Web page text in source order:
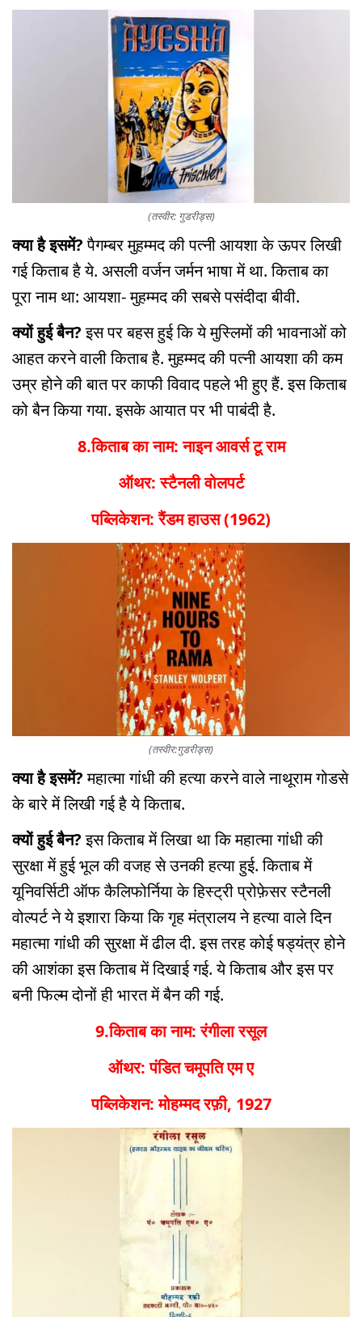
(तस्वीर: गुडरीड्स)
क्या है इसमें?पैगम्बर मुहम्मद की पत्नी आयशा के ऊपर लिखी
गई किताब है ये. असली वर्जन जर्मन भाषा में था. किताब का
पूरा नाम था: आयशा- मुहम्मद की सबसे पसंदीदा बीवी.
क्यों हुई बैन?इस पर बहस हुई कि ये मुस्लिमों की भावनाओं को
आहत करने वाली किताब है. मुहम्मद की पत्नी आयशा की कम
उम्र होने की बात पर काफी विवाद पहले भी हुए हैं. इस किताब
को बैन किया गया. इसके आयात पर भी पाबंदी है.
8.किताब का नाम: नाइन आवर्स टू राम
ऑथर: स्टैनली वोलपर्ट
पब्लिकेशन: रैंडम हाउस (1962)
(तस्वीर:गुडरीड्स)
क्या है इसमें?महात्मा गांधी की हत्या करने वाले नाथूराम गोडसे
के बारे में लिखी गई है ये किताब.
क्यों हुई बैन?इस किताब में लिखा था कि महात्मा गांधी की
सुरक्षा में हुई भूल की वजह से उनकी हत्या हुई. किताब में
यूनिवर्सिटी ऑफ कैलिफोर्निया के हिस्ट्री प्रोफ़ेसर स्टैनली
वोल्पर्ट ने ये इशारा किया कि गृह मंत्रालय ने हत्या वाले दिन
महात्मा गांधी की सुरक्षा में ढील दी. इस तरह कोई षड्यंत्र होने
की आशंका इस किताब में दिखाई गई. ये किताब और इस पर
बनी फिल्म दोनों ही भारत में बैन की गई.
9.किताब का नाम: रंगीला रसूल
ऑथर: पंडित चमूपति एम ए
पब्लिकेशन: मोहम्मद रफ़ी, 1927